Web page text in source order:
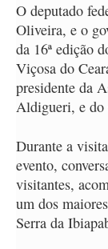
O deputado
Oliveira, e o
da 16ª edição
Viçosa do
presidente da
Aldigueri, e do
Durante a
evento,
visitantes,
um dos
Serra da